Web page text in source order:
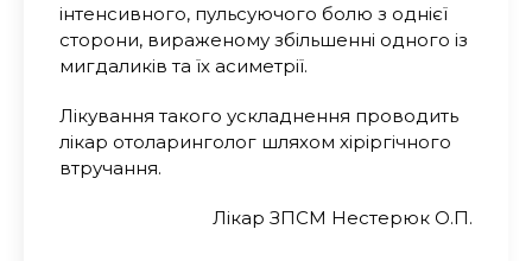
інтенсивного, пульсуючого болю з однієї
сторони, вираженому збільшенні одного із
мигдаликів та їх асиметрії.
Лікування такого ускладнення проводить
лікар отоларинголог шляхом хіріргічного
втручання.
Лікар ЗПСМ Нестерюк О.П.